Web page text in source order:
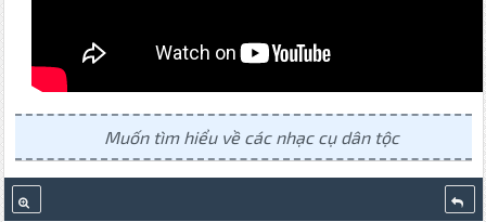
Muốn tìm hiểu về các nhạc cụ dân tộc